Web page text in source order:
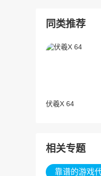
同类推荐
伏羲X 64
相关专题
靠谱的游戏